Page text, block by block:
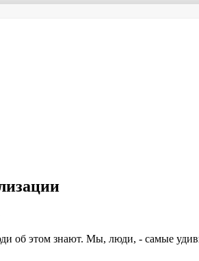
об этом знают. Мы, люди, - самые